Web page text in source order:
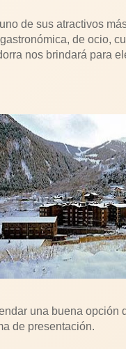
uno de sus atractivos
de ocio,
nos brindará para
una buena
de presentación.